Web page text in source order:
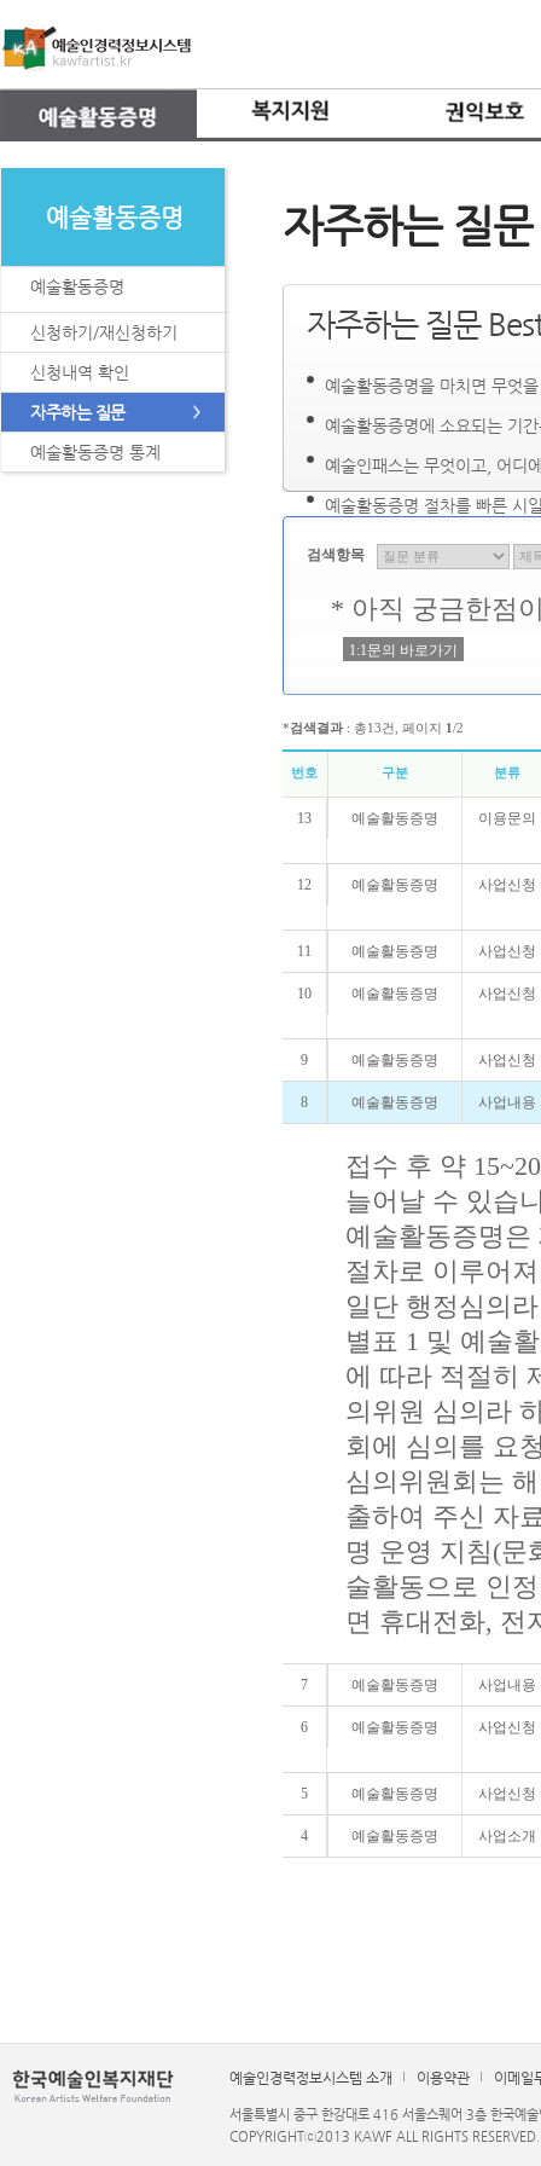
예술활동증명
예술활동증명
신청하기/재신청하기
신청내역 확인
자주하는 질문
예술활동증명 통계
자주하는 질문
자주하는 질문
예술활동증명을 마치면 무엇
예술활동증명에 소요되는 기
예술인패스는 무엇이고, 어디
예술활동증명 절차를 빠른 시
검색항목
* 아직 궁금한점
1:1문의 바로가기
*검색결과: 총13건, 페이지 1/2
번호 구분 분류
13 예술활동증명 이용문의
12 예술활동증명 사업신청
11 예술활동증명 사업신청
10 예술활동증명 사업신청
9 예술활동증명 사업신청
8 예술활동증명 사업내용
접수 후 약
늘어날 수 있습
예술활동증명
절차로 이루어
일단 행정심의
별표 1 및 예술
에 따라 적절히
의위원 심의라
회에 심의를 요
심의위원회는
출하여 주신 자
명 운영 지침(문
술활동으로 인
면 휴대전화, 전
7 예술활동증명 사업내용
6 예술활동증명 사업신청
5 예술활동증명 사업신청
4 예술활동증명 사업소개
예술인경력정보시스템 소개 이용약관 이메일
서울특별시 중구 한강대로 416 서울스퀘어 3층 한국
COPYRIGHTⓒ2013 KAWF ALL RIGHTS RESERVED.